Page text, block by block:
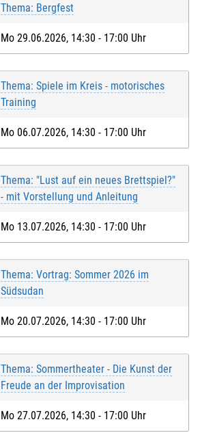
Thema: Bergfest
Mo 29.06.2026, 14:30 - 17:00 Uhr
Thema: Spiele im Kreis - motorisches
Training
Mo 06.07.2026, 14:30 - 17:00 Uhr
Thema: "Lust auf ein neues Brettspiel?"
- mit Vorstellung und Anleitung
Mo 13.07.2026, 14:30 - 17:00 Uhr
Thema: Vortrag: Sommer 2026 im
Südsudan
Mo 20.07.2026, 14:30 - 17:00 Uhr
Thema: Sommertheater - Die Kunst der
Freude an der Improvisation
Mo 27.07.2026, 14:30 - 17:00 Uhr